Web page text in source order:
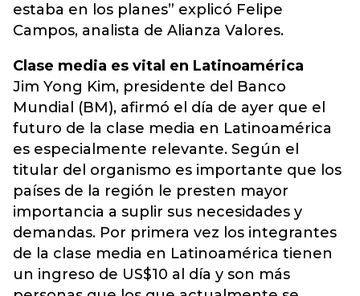
estaba en los planes” explicó Felipe
Campos, analista de Alianza Valores.
Clase media es vital en Latinoamérica
Jim Yong Kim, presidente del Banco
Mundial (BM), afirmó el día de ayer que el
futuro de la clase media en Latinoamérica
es especialmente relevante. Según el
titular del organismo es importante que los
países de la región le presten mayor
importancia a suplir sus necesidades y
demandas. Por primera vez los integrantes
de la clase media en Latinoamérica tienen
un ingreso de US$10 al día y son más